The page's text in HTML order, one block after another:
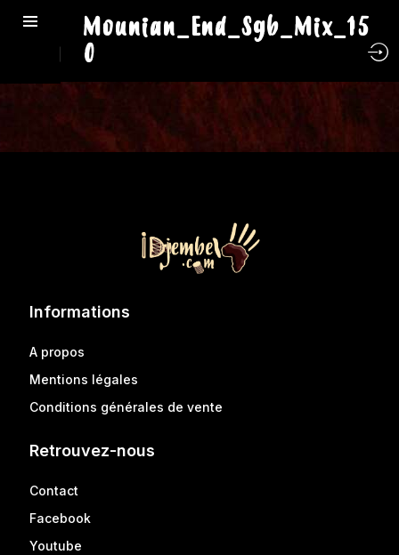
Mounian_End_Sgb_Mix_15
0
Informations
A propos
Mentions légales
Conditions générales de vente
Retrouvez-nous
Contact
Facebook
Youtube